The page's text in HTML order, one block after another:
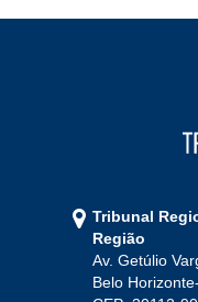
Tribunal
Região
Av. Getúlio
Belo